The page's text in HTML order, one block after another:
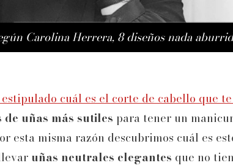
Carolina Herrera, 8 diseños nada
cuál es el corte de cabello que
uñas más sutiles para tener un
esta misma razón descubrimos cuál es
uñas neutrales elegantes que no